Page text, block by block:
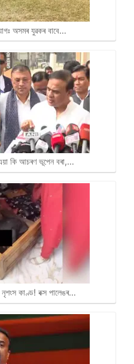
অসমৰ যুৱকৰ বাবে…
এয়া কি আচৰণ ভূপেন বৰা,…
নৃশংস কাণ্ড! বক্স পালেঙৰ…